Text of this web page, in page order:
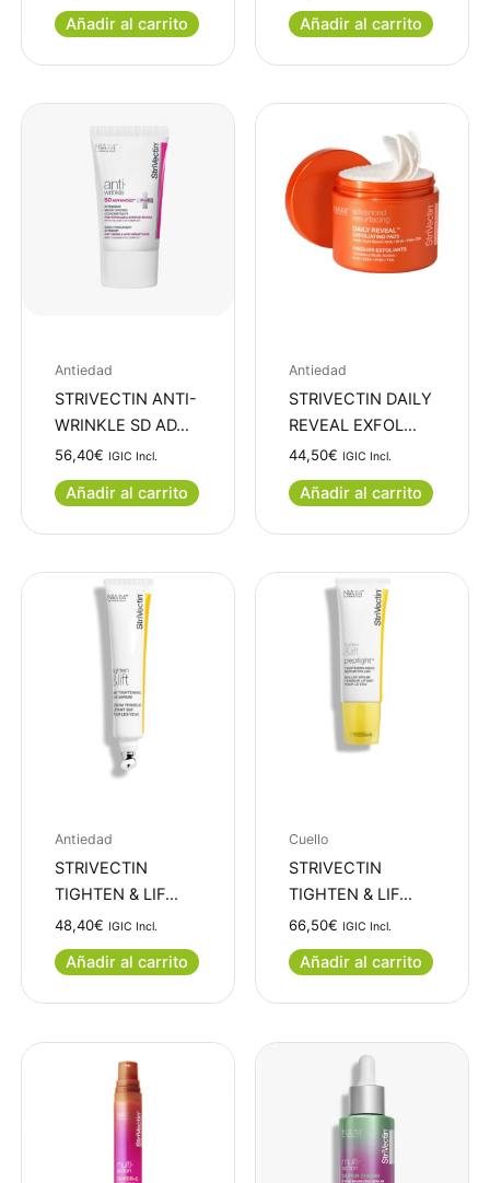
Añadir al carrito Añadir al carrito
Antiedad
STRIVECTIN ANTI-
WRINKLE SD AD…
56,40€ IGIC Incl.
Añadir al carrito
Antiedad
STRIVECTIN DAILY
REVEAL EXFOL…
44,50€ IGIC Incl.
Añadir al carrito
Antiedad
STRIVECTIN
TIGHTEN & LIF…
48,40€ IGIC Incl.
Añadir al carrito
Cuello
STRIVECTIN
TIGHTEN & LIF…
66,50€ IGIC Incl.
Añadir al carrito